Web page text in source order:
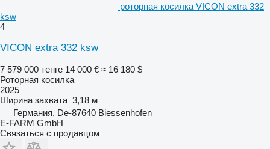
роторная косилка VICON extra 332
ksw
4
VICON extra 332 ksw
7 579 000 тенге 14 000 € ≈ 16 180 $
Роторная косилка
2025
Ширина захвата 3,18 м
Германия, De-87640 Biessenhofen
E-FARM GmbH
Связаться с продавцом